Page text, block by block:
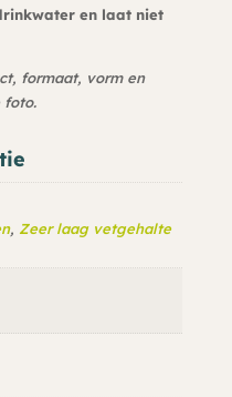
en laat niet
formaat, vorm en
foto.
, Zeer laag vetgehalte